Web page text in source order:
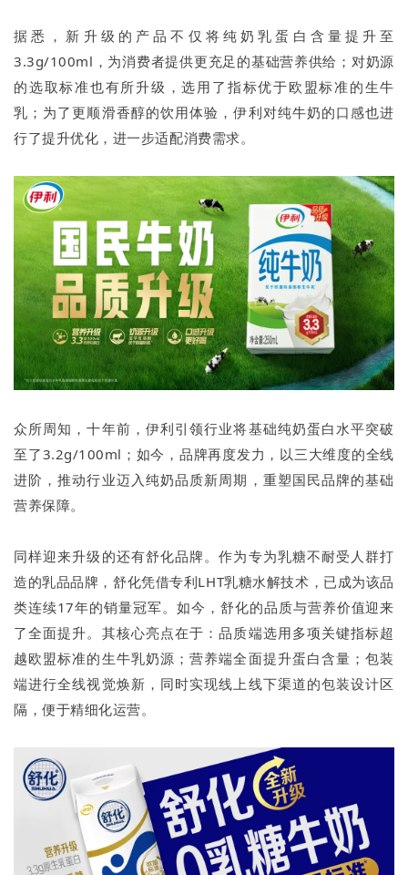
据悉，新升级的产品不仅将纯奶乳蛋白含量提升至
3.3g/100ml，为消费者提供更充足的基础营养供给；对奶源
的选取标准也有所升级，选用了指标优于欧盟标准的生牛
乳；为了更顺滑香醇的饮用体验，伊利对纯牛奶的口感也进
行了提升优化，进一步适配消费需求。
众所周知，十年前，伊利引领行业将基础纯奶蛋白水平突破
至了3.2g/100ml；如今，品牌再度发力，以三大维度的全线
进阶，推动行业迈入纯奶品质新周期，重塑国民品牌的基础
营养保障。
同样迎来升级的还有舒化品牌。作为专为乳糖不耐受人群打
造的乳品品牌，舒化凭借专利LHT乳糖水解技术，已成为该品
类连续17年的销量冠军。如今，舒化的品质与营养价值迎来
了全面提升。其核心亮点在于：品质端选用多项关键指标超
越欧盟标准的生牛乳奶源；营养端全面提升蛋白含量；包装
端进行全线视觉焕新，同时实现线上线下渠道的包装设计区
隔，便于精细化运营。